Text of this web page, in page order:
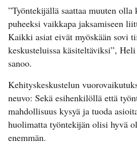
”Työntekijällä saattaa muuten olla
puheeksi vaikkapa jaksamiseen
Kaikki asiat eivät myöskään sovi
keskusteluissa käsiteltäviksi”,
sanoo.
Kehityskeskustelun
neuvo: Sekä esihenkilöllä että
mahdollisuus kysyä ja tuoda
huolimatta työntekijän olisi hyvä
enemmän.